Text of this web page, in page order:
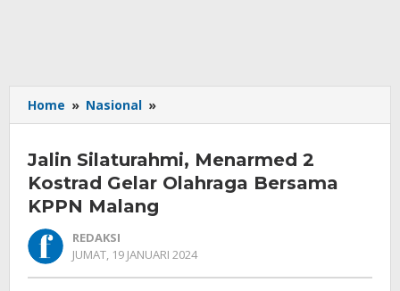
Home » Nasional »
Silaturahmi,
2
Kostrad
KPPN
Malang
Jalin Silaturahmi, Menarmed 2
Kostrad Gelar Olahraga Bersama
KPPN Malang
REDAKSI
JUMAT, 19 JANUARI 2024